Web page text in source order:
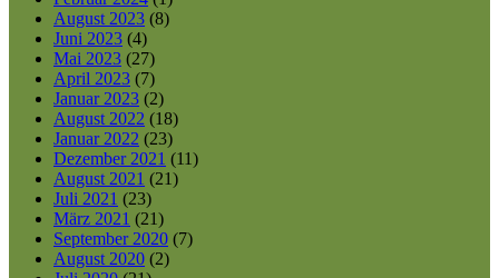
August 2023 (8)
Juni 2023 (4)
Mai 2023 (27)
April 2023 (7)
Januar 2023 (2)
August 2022 (18)
Januar 2022 (23)
Dezember 2021 (11)
August 2021 (21)
Juli 2021 (23)
März 2021 (21)
September 2020 (7)
August 2020 (2)